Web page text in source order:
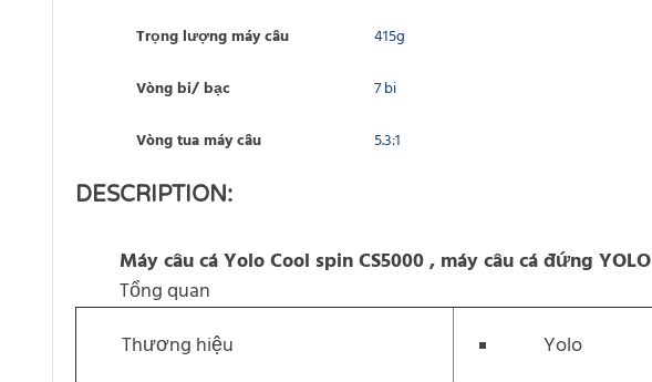
Trọng lượng máy câu 415g
Vòng bi/ bạc 7 bi
Vòng tua máy câu 5.3:1
DESCRIPTION:
Máy câu cá Yolo Cool spin CS5000 , máy câu cá đứng YOLO
Tổng quan
Thương hiệu
Yolo